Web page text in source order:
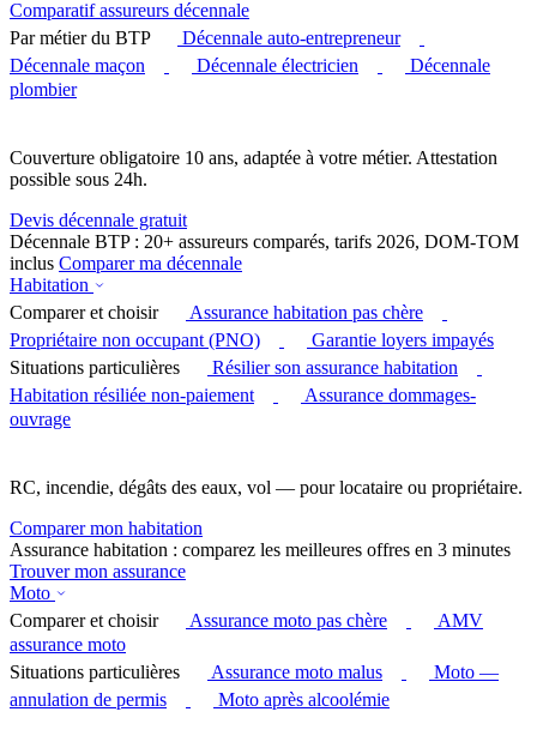
Comparatif assureurs décennale
Par métier du BTP
Décennale auto-entrepreneur
Décennale maçon
Décennale électricien
Décennale
plombier
Couverture obligatoire 10 ans, adaptée à votre métier. Attestation
possible sous 24h.
Devis décennale gratuit
Décennale BTP : 20+ assureurs comparés, tarifs 2026, DOM-TOM
inclus Comparer ma décennale
Habitation
Comparer et choisir
Assurance habitation pas chère
Propriétaire non occupant (PNO)
Garantie loyers impayés
Situations particulières
Résilier son assurance habitation
Habitation résiliée non-paiement
Assurance dommages-
ouvrage
RC, incendie, dégâts des eaux, vol — pour locataire ou propriétaire.
Comparer mon habitation
Assurance habitation : comparez les meilleures offres en 3 minutes
Trouver mon assurance
Moto
Comparer et choisir
Assurance moto pas chère
AMV
assurance moto
Situations particulières
Assurance moto malus
Moto —
annulation de permis
Moto après alcoolémie